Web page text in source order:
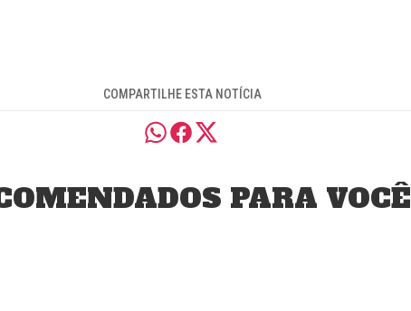
COMPARTILHE ESTA NOTÍCIA
PARA VOCÊ